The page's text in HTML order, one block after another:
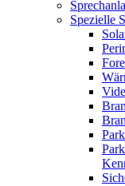
Spezielle